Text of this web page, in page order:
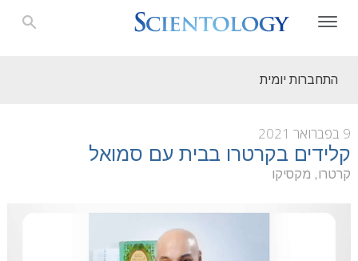
התחברות יומית
9 בפברואר 2021
קלידים בקרטרו בבית עם סמואל
קרטרו, מקסיקו